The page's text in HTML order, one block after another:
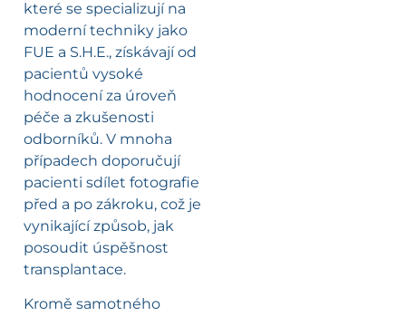
které se specializují na
moderní techniky jako
FUE a S.H.E., získávají od
pacientů vysoké
hodnocení za úroveň
péče a zkušenosti
odborníků. V mnoha
případech doporučují
pacienti sdílet fotografie
před a po zákroku, což je
vynikající způsob, jak
posoudit úspěšnost
transplantace.
Kromě samotného